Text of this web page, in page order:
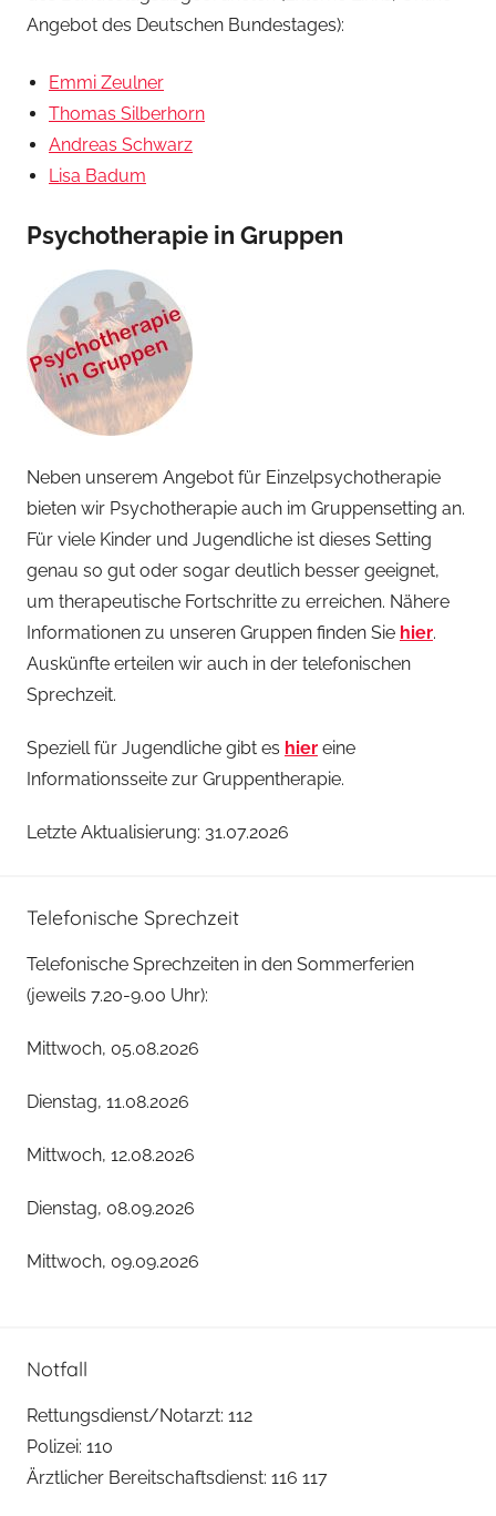
Angebot des Deutschen Bundestages):
Emmi Zeulner
Thomas Silberhorn
Andreas Schwarz
Lisa Badum
Psychotherapie in Gruppen
Neben unserem Angebot für Einzelpsychotherapie
bieten wir Psychotherapie auch im Gruppensetting an.
Für viele Kinder und Jugendliche ist dieses Setting
genau so gut oder sogar deutlich besser geeignet,
um therapeutische Fortschritte zu erreichen. Nähere
Informationen zu unseren Gruppen finden Sie hier.
Auskünfte erteilen wir auch in der telefonischen
Sprechzeit.
Speziell für Jugendliche gibt es hier eine
Informationsseite zur Gruppentherapie.
Letzte Aktualisierung: 31.07.2026
Telefonische Sprechzeit
Telefonische Sprechzeiten in den Sommerferien
(jeweils 7.20-9.00 Uhr):
Mittwoch, 05.08.2026
Dienstag, 11.08.2026
Mittwoch, 12.08.2026
Dienstag, 08.09.2026
Mittwoch, 09.09.2026
Notfall
Rettungsdienst/Notarzt: 112
Polizei: 110
Ärztlicher Bereitschaftsdienst: 116 117